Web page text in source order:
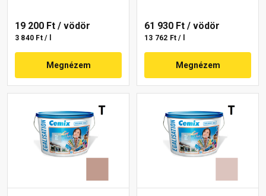
19 200 Ft / vödör
3 840 Ft / l
Megnézem
61 930 Ft / vödör
13 762 Ft / l
Megnézem